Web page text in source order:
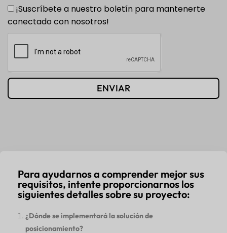
¡Suscríbete a nuestro boletín para mantenerte
conectado con nosotros!
ENVIAR
Para ayudarnos a comprender mejor sus
requisitos, intente proporcionarnos los
siguientes detalles sobre su proyecto:
¿Dónde se implementará la solución de
posicionamiento?